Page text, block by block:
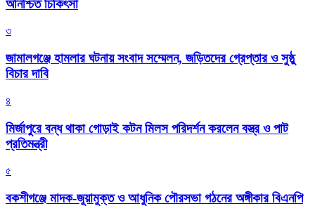
অনিশ্চিত চিকিৎসা
৩
জামালগঞ্জে হামলার ঘটনায় সংবাদ সম্মেলন, জড়িতদের গ্রেপ্তার ও সুষ্ঠু
বিচার দাবি
৪
মির্জাপুরে বন্ধ থাকা গোড়াই কটন মিলস পরিদর্শন করলেন বস্ত্র ও পাট
প্রতিমন্ত্রী
৫
বকশীগঞ্জে মাদক-জুয়ামুক্ত ও আধুনিক পৌরসভা গঠনের অঙ্গীকার বিএনপি